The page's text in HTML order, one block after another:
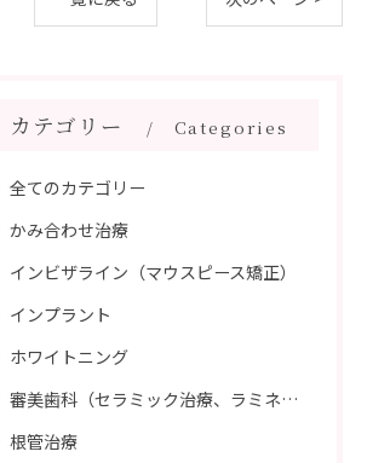
カテゴリー Categories
全てのカテゴリー
かみ合わせ治療
インビザライン（マウスピース矯正）
インプラント
ホワイトニング
審美歯科（セラミック治療、ラミネートべニア、ダイレクトボンディング）
根管治療